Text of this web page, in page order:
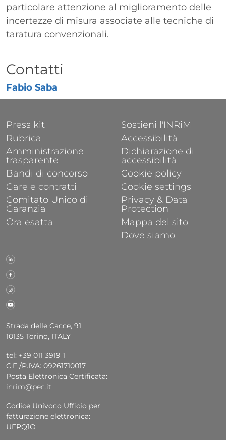
particolare attenzione al miglioramento delle
incertezze di misura associate alle tecniche di
taratura convenzionali.
Titolo
Contatti
Fabio Saba
Strada delle Cacce, 91
10135 Torino, ITALY
tel: +39 011 3919 1
C.F./P.IVA: 09261710017
Posta Elettronica Certificata:
inrim@pec.it
Codice Univoco Ufficio per
fatturazione elettronica:
UFPQ1O
FOOTER 1
Press kit
Rubrica
Amministrazione
trasparente
Bandi di concorso
Gare e contratti
Comitato Unico di
Garanzia
Ora esatta
FOOTER 2
Sostieni l'INRiM
Accessibilità
Dichiarazione di
accessibilità
Cookie policy
Cookie settings
Privacy & Data
Protection
Mappa del sito
Dove siamo